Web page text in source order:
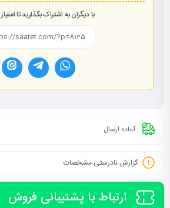
با دیگران به اشتراک بگذارید تا
آماده ارسال
گزارش نادرستی مشخصات
ارتباط با پشتیبانی فروش